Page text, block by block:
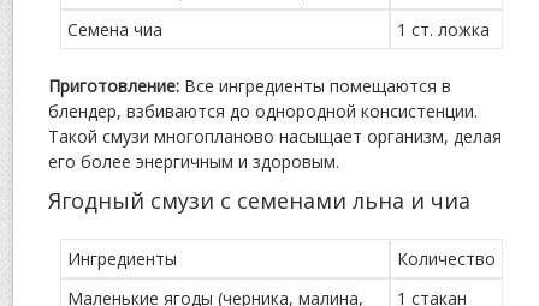
Семена чиа
1 ст. ложка
Приготовление: Все ингредиенты помещаются в
блендер, взбиваются до однородной консистенции.
Такой смузи многопланово насыщает организм, делая
его более энергичным и здоровым.
Ягодный смузи с семенами льна и чиа
Ингредиенты
Количество
Маленькие ягоды (черника, малина,
1 стакан